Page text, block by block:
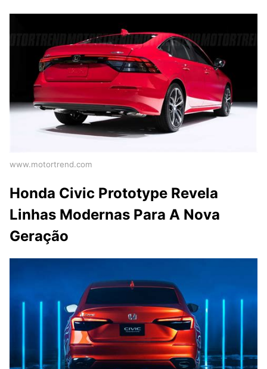
www.motortrend.com
Honda Civic Prototype Revela
Linhas Modernas Para A Nova
Geração